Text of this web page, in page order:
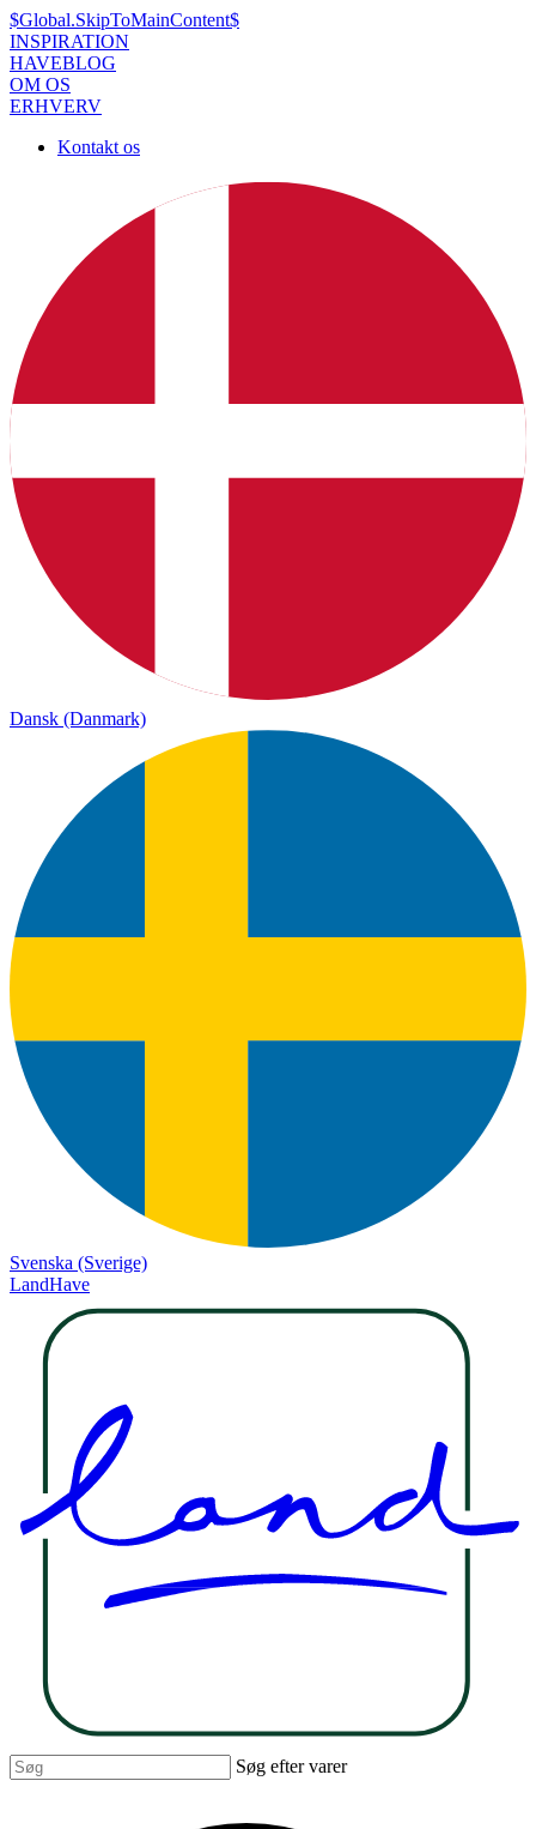
$Global.SkipToMainContent$
INSPIRATION
HAVEBLOG
OM OS
ERHVERV
Kontakt os
Dansk (Danmark)
Svenska (Sverige)
LandHave
Søg efter varer